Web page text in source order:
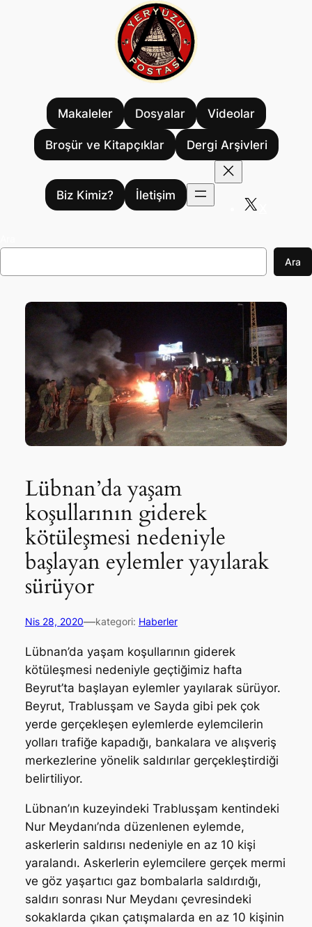
Makaleler Dosyalar Videolar
Broşür ve Kitapçıklar Dergi Arşivleri
Biz Kimiz?
İletişim
Ara
Lübnan’da yaşam
koşullarının giderek
kötüleşmesi nedeniyle
başlayan eylemler yayılarak
sürüyor
Nis 28, 2020—kategori: Haberler
Lübnan’da yaşam koşullarının giderek
kötüleşmesi nedeniyle geçtiğimiz hafta
Beyrut’ta başlayan eylemler yayılarak sürüyor.
Beyrut, Trablusşam ve Sayda gibi pek çok
yerde gerçekleşen eylemlerde eylemcilerin
yolları trafiğe kapadığı, bankalara ve alışveriş
merkezlerine yönelik saldırılar gerçekleştirdiği
belirtiliyor.
Lübnan’ın kuzeyindeki Trablusşam kentindeki
Nur Meydanı’nda düzenlenen eylemde,
askerlerin saldırısı nedeniyle en az 10 kişi
yaralandı. Askerlerin eylemcilere gerçek mermi
ve göz yaşartıcı gaz bombalarla saldırdığı,
saldırı sonrası Nur Meydanı çevresindeki
sokaklarda çıkan çatışmalarda en az 10 kişinin